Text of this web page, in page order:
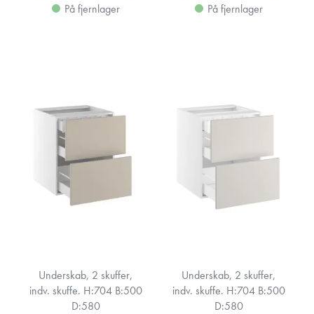
På fjernlager
På fjernlager
Underskab, 2 skuffer,
indv. skuffe. H:704 B:500
D:580
Underskab, 2 skuffer,
indv. skuffe. H:704 B:500
D:580